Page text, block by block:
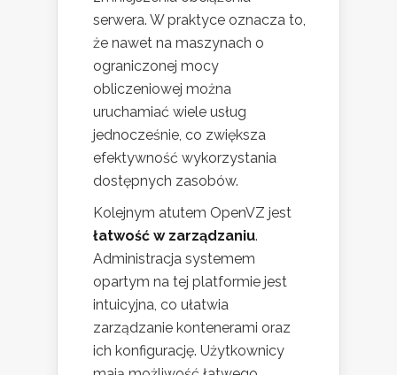
serwera. W praktyce oznacza to,
że nawet na maszynach o
ograniczonej mocy
obliczeniowej można
uruchamiać wiele usług
jednocześnie, co zwiększa
efektywność wykorzystania
dostępnych zasobów.
Kolejnym atutem OpenVZ jest
łatwość w zarządzaniu.
Administracja systemem
opartym na tej platformie jest
intuicyjna, co ułatwia
zarządzanie kontenerami oraz
ich konfigurację. Użytkownicy